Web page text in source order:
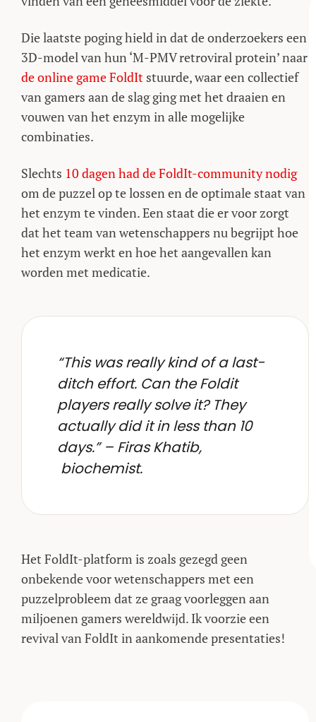
Die laatste poging hield in dat de onderzoekers een
3D-model van hun ‘M-PMV retroviral protein’ naar
de online game FoldIt stuurde, waar een collectief
van gamers aan de slag ging met het draaien en
vouwen van het enzym in alle mogelijke
combinaties.
Slechts 10 dagen had de FoldIt-community nodig
om de puzzel op te lossen en de optimale staat van
het enzym te vinden. Een staat die er voor zorgt
dat het team van wetenschappers nu begrijpt hoe
het enzym werkt en hoe het aangevallen kan
worden met medicatie.
“This was really kind of a last-
ditch effort. Can the Foldit
players really solve it? They
actually did it in less than 10
days.” – Firas Khatib,
biochemist.
Het FoldIt-platform is zoals gezegd geen
onbekende voor wetenschappers met een
puzzelprobleem dat ze graag voorleggen aan
miljoenen gamers wereldwijd. Ik voorzie een
revival van FoldIt in aankomende presentaties!